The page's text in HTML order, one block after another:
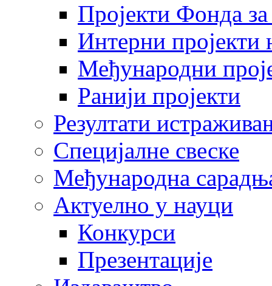
Пројекти Фонда
Интерни пројекти
Међународни
Ранији пројекти
Резултати
Специјалне свеске
Међународна
Актуелно у науци
Конкурси
Презентације